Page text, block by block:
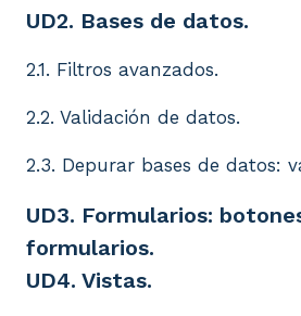
UD2. Bases de datos.
2.1. Filtros avanzados.
2.2. Validación de datos.
2.3. Depurar bases de datos:
UD3. Formularios:
formularios.
UD4. Vistas.